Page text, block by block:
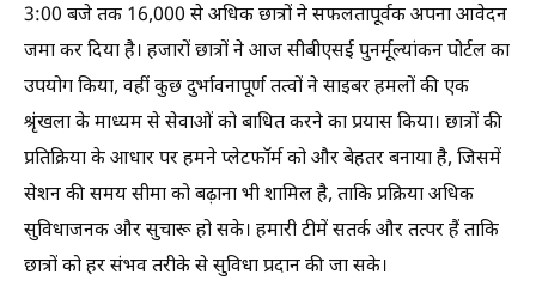
3:00 बजे तक 16,000 से अधिक छात्रों ने सफलतापूर्वक अपना आवेदन
जमा कर दिया है। हजारों छात्रों ने आज सीबीएसई पुनर्मूल्यांकन पोर्टल का
उपयोग किया, वहीं कुछ दुर्भावनापूर्ण तत्वों ने साइबर हमलों की एक
श्रृंखला के माध्यम से सेवाओं को बाधित करने का प्रयास किया। छात्रों की
प्रतिक्रिया के आधार पर हमने प्लेटफॉर्म को और बेहतर बनाया है, जिसमें
सेशन की समय सीमा को बढ़ाना भी शामिल है, ताकि प्रक्रिया अधिक
सुविधाजनक और सुचारू हो सके। हमारी टीमें सतर्क और तत्पर हैं ताकि
छात्रों को हर संभव तरीके से सुविधा प्रदान की जा सके।